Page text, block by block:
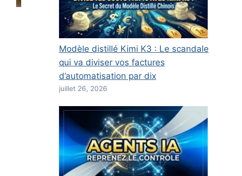
Modèle distillé Kimi K3 : Le scandale
qui va diviser vos factures
d’automatisation par dix
juillet 26, 2026